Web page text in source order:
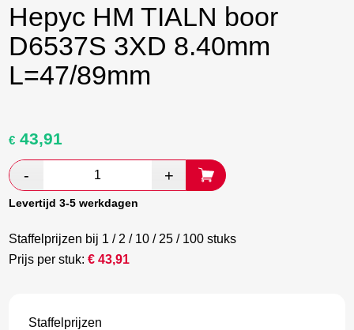
Hepyc HM TIALN boor
D6537S 3XD 8.40mm
L=47/89mm
Oorspronkelijke
prijs
was:
€ 73,18.
€ 43,91
prijs
€ 42,44.
Levertijd 3-5 werkdagen
Staffelprijzen bij 1 / 2 / 10 / 25 / 100 stuks
Prijs per stuk:€43,91
Staffelprijzen